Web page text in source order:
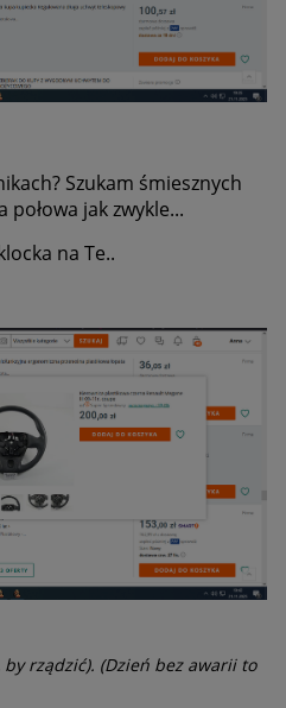
Szukam śmiesznych
jak zwykle...
na Te..
rządzić). (Dzień bez awarii to